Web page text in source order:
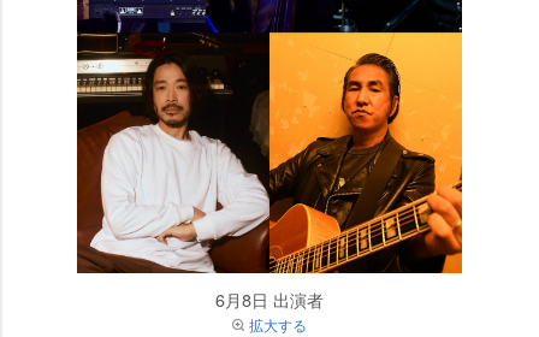
6月8日 出演者
拡大する